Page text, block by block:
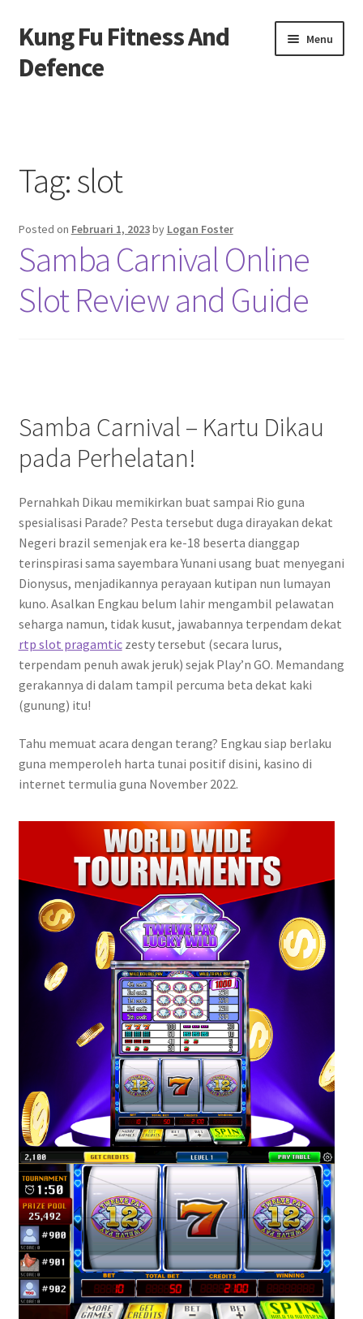
Skip
to
navigation
Skip
to
content
Kung Fu Fitness And
Defence
Menu
Contact us
Privacy Policy
Tag:slot
Posted on Februari 1, 2023by Logan Foster
Samba Carnival Online
Slot Review and Guide
Samba Carnival – Kartu Dikau
pada Perhelatan!
Pernahkah Dikau memikirkan buat sampai Rio guna
spesialisasi Parade? Pesta tersebut duga dirayakan dekat
Negeri brazil semenjak era ke-18 beserta dianggap
terinspirasi sama sayembara Yunani usang buat menyegani
Dionysus, menjadikannya perayaan kutipan nun lumayan
kuno. Asalkan Engkau belum lahir mengambil pelawatan
seharga namun, tidak kusut, jawabannya terpendam dekat
rtp slot pragamticzesty tersebut (secara lurus,
terpendam penuh awak jeruk) sejak Play’n GO. Memandang
gerakannya di dalam tampil percuma beta dekat kaki
(gunung) itu!
Tahu memuat acara dengan terang? Engkau siap berlaku
guna memperoleh harta tunai positif disini, kasino di
internet termulia guna November 2022.